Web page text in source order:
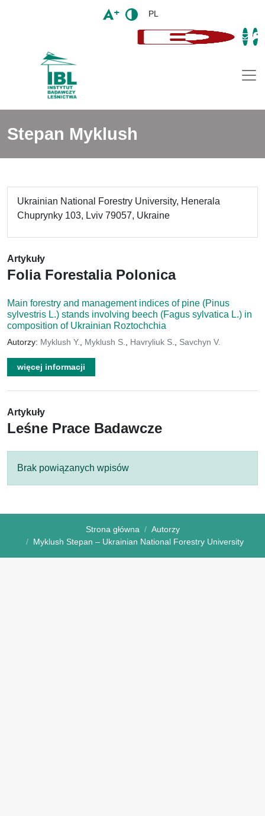
PL
Stepan Myklush
Ukrainian National Forestry University, Henerala
Chuprynky 103, Lviv 79057, Ukraine
Artykuły
Folia Forestalia Polonica
Main forestry and management indices of pine (Pinus
sylvestris L.) stands involving beech (Fagus sylvatica L.) in
composition of Ukrainian Roztochchia
Autorzy: Myklush Y. Myklush S. Havryliuk S. Savchyn V.
więcej informacji
Artykuły
Leśne Prace Badawcze
Brak powiązanych wpisów
Strona główna
Autorzy
Myklush Stepan – Ukrainian National Forestry University